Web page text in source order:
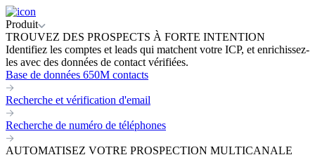
Produit
TROUVEZ DES PROSPECTS À FORTE INTENTION
Identifiez les comptes et leads qui matchent votre ICP, et enrichissez-
les avec des données de contact vérifiées.
Base de données 650M contacts
Recherche et vérification d'email
Recherche de numéro de téléphones
AUTOMATISEZ VOTRE PROSPECTION MULTICANALE